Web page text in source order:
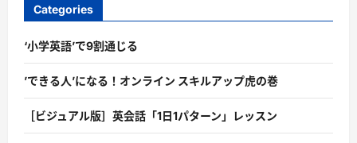
Categories
‘小学英語’で9割通じる
’できる人’になる！オンライン スキルアップ虎の巻
［ビジュアル版］英会話「1日1パターン」レッスン